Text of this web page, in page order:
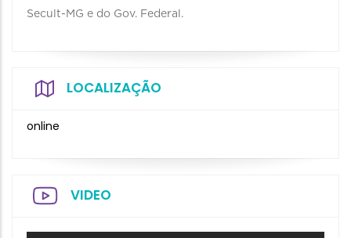
Secult-MG e do Gov. Federal.
LOCALIZAÇÃO
online
VIDEO